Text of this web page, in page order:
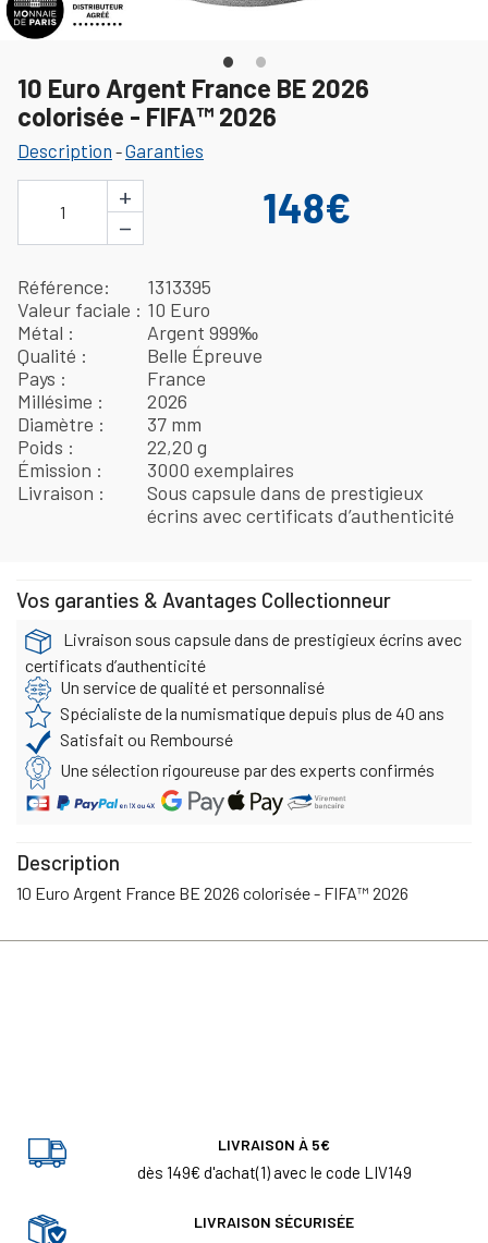
10 Euro Argent France BE 2026
colorisée - FIFA™ 2026
Description -Garanties
1
+
−
148€
Référence
1313395
Valeur faciale
10 Euro
Métal
Argent 999‰
Qualité
Belle Épreuve
Pays
France
Millésime
2026
Diamètre
37 mm
Poids
22,20 g
Émission
3000 exemplaires
Livraison
Sous capsule dans de prestigieux
écrins avec certificats d’authenticité
Vos garanties & Avantages Collectionneur
Livraison sous capsule dans de prestigieux écrins avec
certificats d’authenticité
Un service de qualité et personnalisé
Spécialiste de la numismatique depuis plus de 40 ans
Satisfait ou Remboursé
Une sélection rigoureuse par des experts confirmés
Description
10 Euro Argent France BE 2026 colorisée - FIFA™ 2026
LIVRAISON À 5€
dès 149€ d'achat(1) avec le code LIV149
LIVRAISON SÉCURISÉE